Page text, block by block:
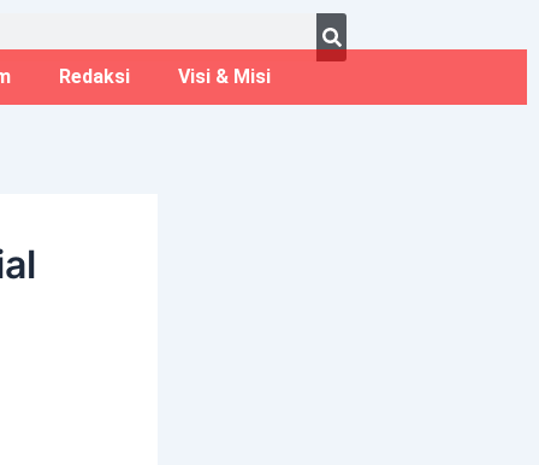
Redaksi Visi & Misi